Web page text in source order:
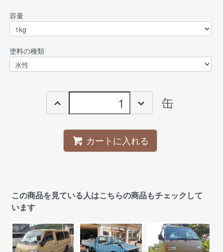
容量
塗料の種類
缶
カートに入れる
この商品を見ている人はこちらの商品もチェックして
います